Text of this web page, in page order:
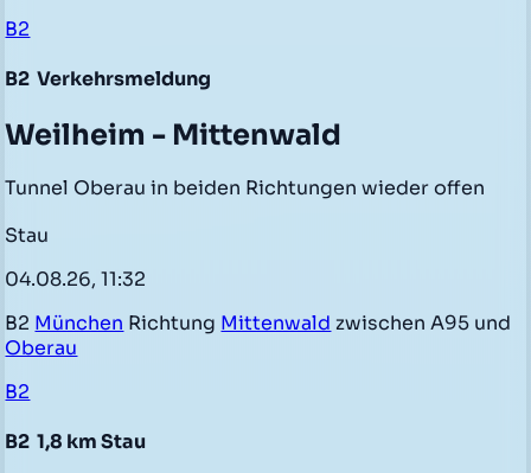
B2
B2 Verkehrsmeldung
Weilheim - Mittenwald
Tunnel Oberau in beiden Richtungen wieder offen
Stau
04.08.26, 11:32
B2 München Richtung Mittenwald zwischen A95 und
Oberau
B2
B2 1,8 km Stau